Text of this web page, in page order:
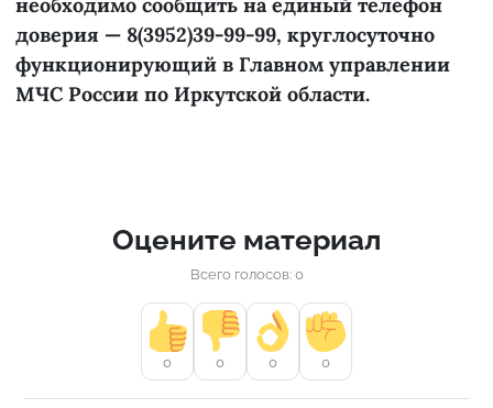
необходимо сообщить на единый телефон
доверия — 8(3952)39-99-99, круглосуточно
функционирующий в Главном управлении
МЧС России по Иркутской области.
Оцените материал
Всего голосов: 0
0 0 0 0